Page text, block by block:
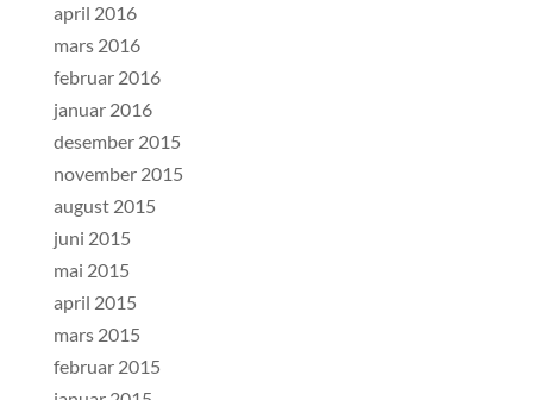
april 2016
mars 2016
februar 2016
januar 2016
desember 2015
november 2015
august 2015
juni 2015
mai 2015
april 2015
mars 2015
februar 2015